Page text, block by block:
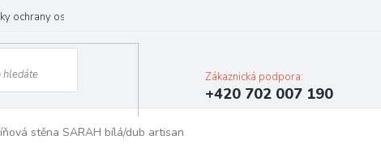
ochrany osobních údajů
Zákaznická podpora:
+420 702 007 190
stěna SARAH bílá/dub artisan